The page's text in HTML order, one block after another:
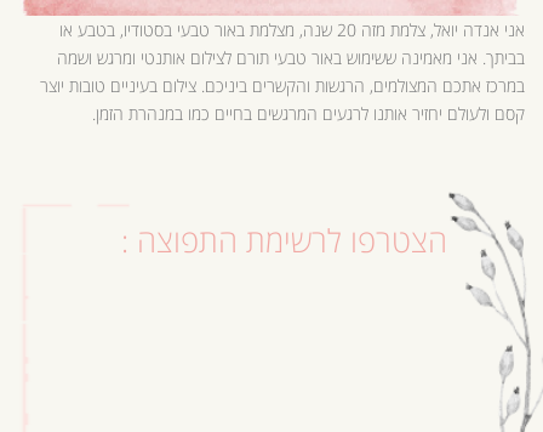
אני אנדה יואל, צלמת מזה 20 שנה, מצלמת באור טבעי בסטודיו, בטבע או
בביתך. אני מאמינה ששימוש באור טבעי תורם לצילום אותנטי ומרגש ושמה
במרכז אתכם המצולמים, הרגשות והקשרים ביניכם. צילום בעיניים טובות יוצר
קסם ולעולם יחזיר אותנו לרגעים המרגשים בחיים כמו במנהרת הזמן.
הצטרפו לרשימת התפוצה :